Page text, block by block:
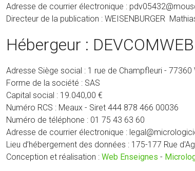
Adresse de courrier électronique :
Directeur de la publication : WEISENBURGER
Hébergeur :
Adresse Siège social : 1 rue de Champfleuri - 77360
Forme de la société : SAS
Capital social : 19.040,00 €
Numéro RCS : Meaux - Siret 444 878 466 00036
Numéro de téléphone : 01 75 43 63 60
Adresse de courrier électronique :
Lieu d’hébergement des données : 175-177 Rue
Conception et réalisation : Web Enseignes -